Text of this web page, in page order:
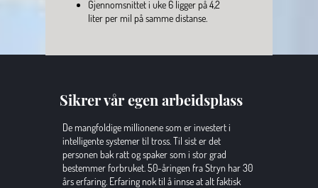
Gjennomsnittet i uke 6 ligger på 4,2
liter per mil på samme distanse.
De mangfoldige millionene som er investert i
intelligente systemer til tross. Til sist er det
personen bak ratt og spaker som i stor grad
bestemmer forbruket. 50-åringen fra Stryn har 30
års erfaring. Erfaring nok til å innse at alt faktisk
Sikrer vår egen arbeidsplass